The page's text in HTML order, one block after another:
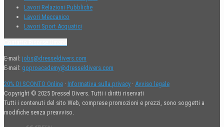
Lavori Relazioni Pubbliche
Lavori Meccanico
Lavori Sport Acquatici
Contatto Risorse Umane
E-mail: jobs@dresseldivers.com
E-mail: goproacademy@dresseldivers.com
20% DI SCONTO Online · Informativa sulla privacy · Avviso legale
Copyright © 2025 Dressel Divers. Tutti i diritti riservati
Tutti i contenuti del sito Web, comprese promozioni e prezzi, sono soggetti a
modifiche senza preavviso.